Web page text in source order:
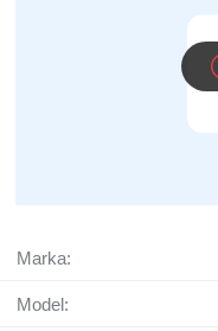
Marka:
Model: